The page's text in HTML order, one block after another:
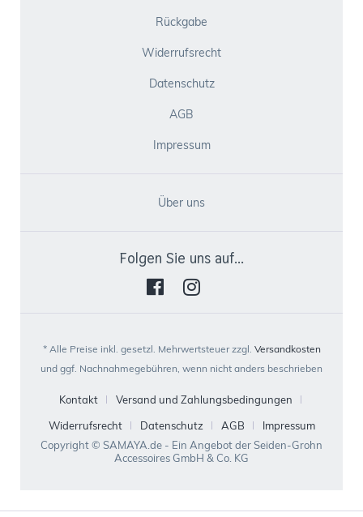
Rückgabe
Widerrufsrecht
Datenschutz
AGB
Impressum
Über uns
Folgen Sie uns auf...
* Alle Preise inkl. gesetzl. Mehrwertsteuer zzgl. Versandkosten
und ggf. Nachnahmegebühren, wenn nicht anders beschrieben
Kontakt
Versand und Zahlungsbedingungen
Widerrufsrecht
Datenschutz AGB
Impressum
Copyright © SAMAYA.de - Ein Angebot der Seiden-Grohn
Accessoires GmbH & Co. KG